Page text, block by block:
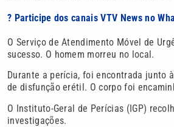
? Participe dos canais VTV News no
O Serviço de Atendimento Móvel de
sucesso. O homem morreu no local.
Durante a perícia, foi encontrada junto
de disfunção erétil. O corpo foi
O Instituto-Geral de Perícias (IGP)
investigações.